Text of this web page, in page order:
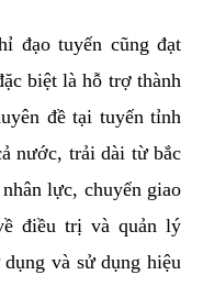
đạo tuyến cũng đạt
biệt là hỗ trợ thành
đề tại tuyến tỉnh
nước, trải dài từ bắc
lực, chuyển giao
điều trị và quản lý
và sử dụng hiệu